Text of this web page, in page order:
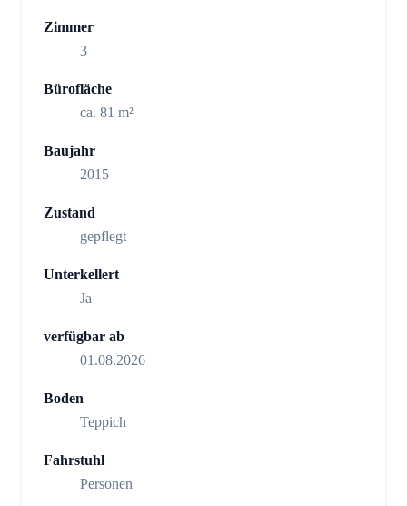
Zimmer
3
Bürofläche
ca. 81 m²
Baujahr
2015
Zustand
gepflegt
Unterkellert
Ja
verfügbar ab
01.08.2026
Boden
Teppich
Fahrstuhl
Personen